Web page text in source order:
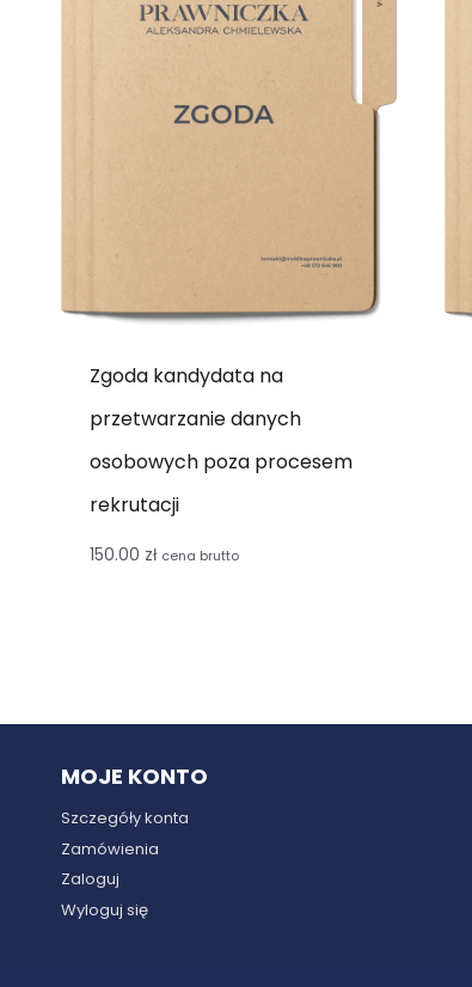
Zgoda kandydata na
przetwarzanie danych
osobowych poza procesem
rekrutacji
150.00 zł cena brutto
MOJE KONTO
Szczegóły konta
Zamówienia
Zaloguj
Wyloguj się